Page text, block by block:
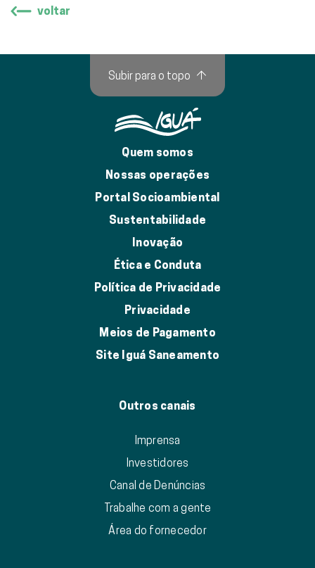
voltar
Quem somos
Nossas operações
Portal Socioambiental
Sustentabilidade
Inovação
Ética e Conduta
Política de Privacidade
Privacidade
Meios de Pagamento
Site Iguá Saneamento
Outros canais
Imprensa
Investidores
Canal de Denúncias
Trabalhe com a gente
Área do fornecedor
Subir para o topo ↑